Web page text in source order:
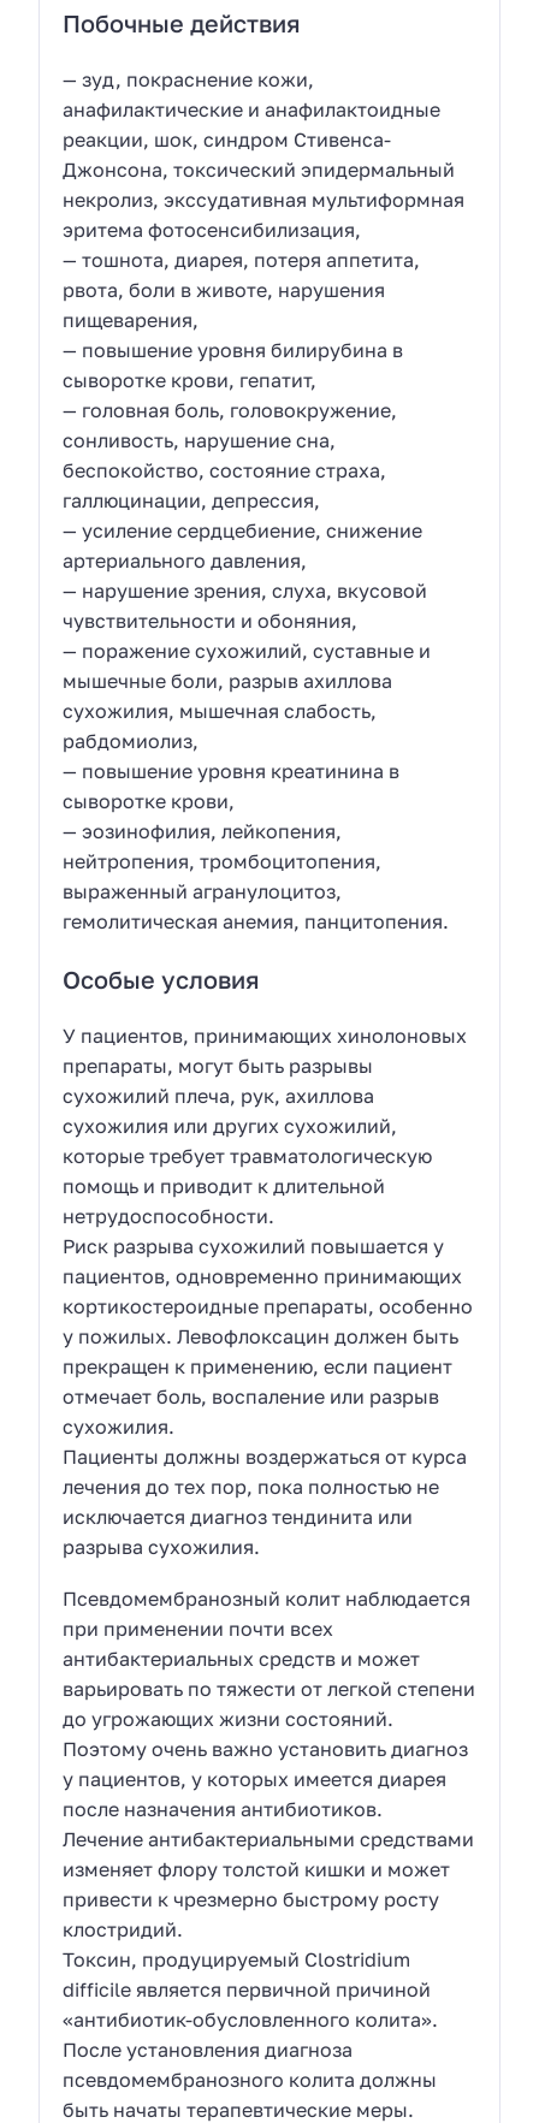
Побочные действия
— зуд, покраснение кожи,
анафилактические и анафилактоидные
реакции, шок, синдром Стивенса-
Джонсона, токсический эпидермальный
некролиз, экссудативная мультиформная
эритема фотосенсибилизация,
— тошнота, диарея, потеря аппетита,
рвота, боли в животе, нарушения
пищеварения,
— повышение уровня билирубина в
сыворотке крови, гепатит,
— головная боль, головокружение,
сонливость, нарушение сна,
беспокойство, состояние страха,
галлюцинации, депрессия,
— усиление сердцебиение, снижение
артериального давления,
— нарушение зрения, слуха, вкусовой
чувствительности и обоняния,
— поражение сухожилий, суставные и
мышечные боли, разрыв ахиллова
сухожилия, мышечная слабость,
рабдомиолиз,
— повышение уровня креатинина в
сыворотке крови,
— эозинофилия, лейкопения,
нейтропения, тромбоцитопения,
выраженный агранулоцитоз,
гемолитическая анемия, панцитопения.
Особые условия
У пациентов, принимающих хинолоновых
препараты, могут быть разрывы
сухожилий плеча, рук, ахиллова
сухожилия или других сухожилий,
которые требует травматологическую
помощь и приводит к длительной
нетрудоспособности.
Риск разрыва сухожилий повышается у
пациентов, одновременно принимающих
кортикостероидные препараты, особенно
у пожилых. Левофлоксацин должен быть
прекращен к применению, если пациент
отмечает боль, воспаление или разрыв
сухожилия.
Пациенты должны воздержаться от курса
лечения до тех пор, пока полностью не
исключается диагноз тендинита или
разрыва сухожилия.
Псевдомембранозный колит наблюдается
при применении почти всех
антибактериальных средств и может
варьировать по тяжести от легкой степени
до угрожающих жизни состояний.
Поэтому очень важно установить диагноз
у пациентов, у которых имеется диарея
после назначения антибиотиков.
Лечение антибактериальными средствами
изменяет флору толстой кишки и может
привести к чрезмерно быстрому росту
клостридий.
Токсин, продуцируемый Clostridium
difficile является первичной причиной
«антибиотик-обусловленного колита».
После установления диагноза
псевдомембранозного колита должны
быть начаты терапевтические меры.